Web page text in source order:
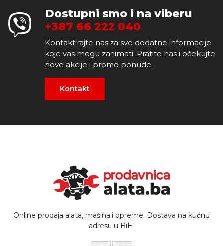
Dostupni smo i na viberu
+387 66 222 040
Kontaktirajte nas za sve dodatne informacije
koje vas mogu zanimati. Pratite nas i očekujte
nove akcije i promo ponude.
Kontakt
Online prodaja alata, mašina i opreme. Dostava na kućnu
adresu u BiH.